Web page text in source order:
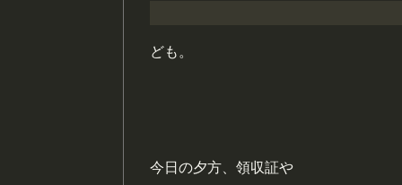
ども。
今日の夕方、領収証や